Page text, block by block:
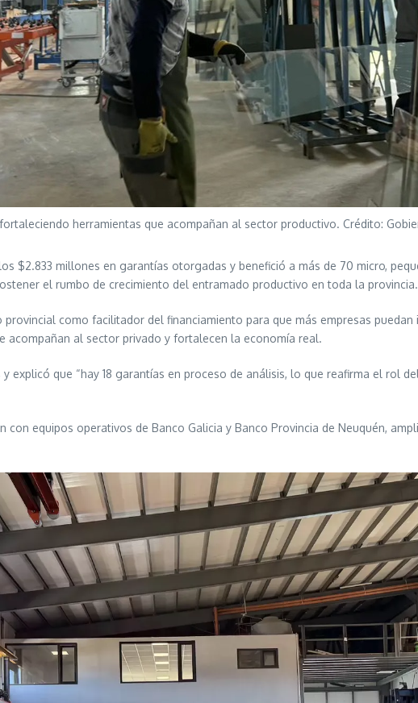
herramientas que acompañan al sector productivo. Crédito:
$2.833 millones en garantías otorgadas y benefició a más de 70 micro,
el rumbo de crecimiento del entramado productivo en toda la provincia.
como facilitador del financiamiento para que más empresas
acompañan al sector privado y fortalecen la economía real.
que “hay 18 garantías en proceso de análisis, lo que reafirma el rol
equipos operativos de Banco Galicia y Banco Provincia de Neuquén,